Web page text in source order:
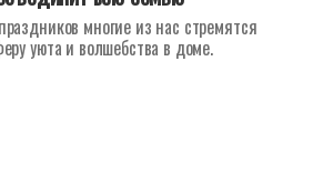
многие из нас стремятся
уюта и волшебства в доме.